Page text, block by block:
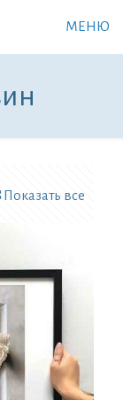
МЕНЮ
Показать все